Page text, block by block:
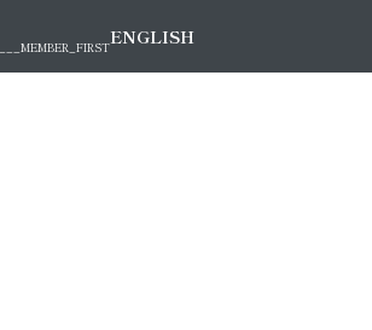
__MEMBER_FIRSTENGLISH